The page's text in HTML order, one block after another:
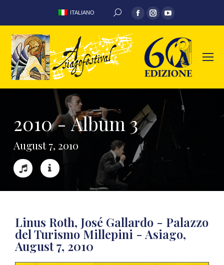
ITALIANO
2010-Album 3
August 7, 2010
Linus Roth, José Gallardo - Palazzo
del Turismo Millepini - Asiago,
August 7, 2010